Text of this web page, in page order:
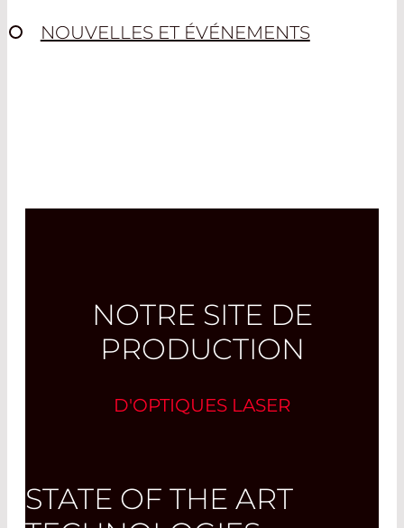
NOUVELLES ET ÉVÉNEMENTS
NOTRE SITE DE
PRODUCTION
D'OPTIQUES LASER
STATE OF THE ART